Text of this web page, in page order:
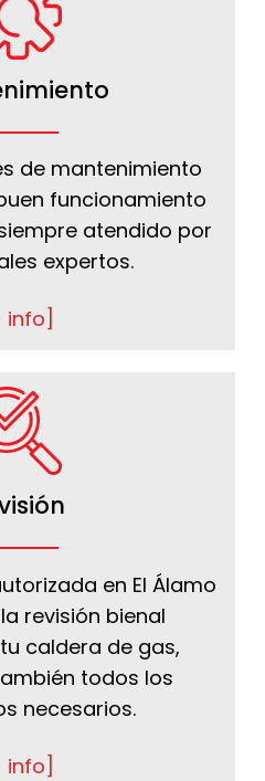
de mantenimiento
funcionamiento
atendido por
expertos.
info]
en El Álamo
revisión bienal
caldera de gas,
todos los
necesarios.
info]